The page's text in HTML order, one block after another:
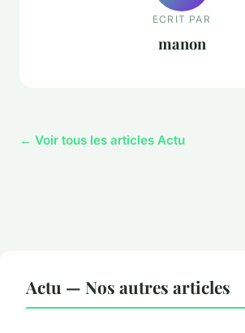
ECRIT PAR
manon
← Voir tous les articles Actu
Actu — Nos autres articles